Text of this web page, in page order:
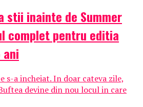
stii inainte de Summer
complet pentru editia
ani
s-a incheiat. In doar cateva zile,
devine din nou locul in care